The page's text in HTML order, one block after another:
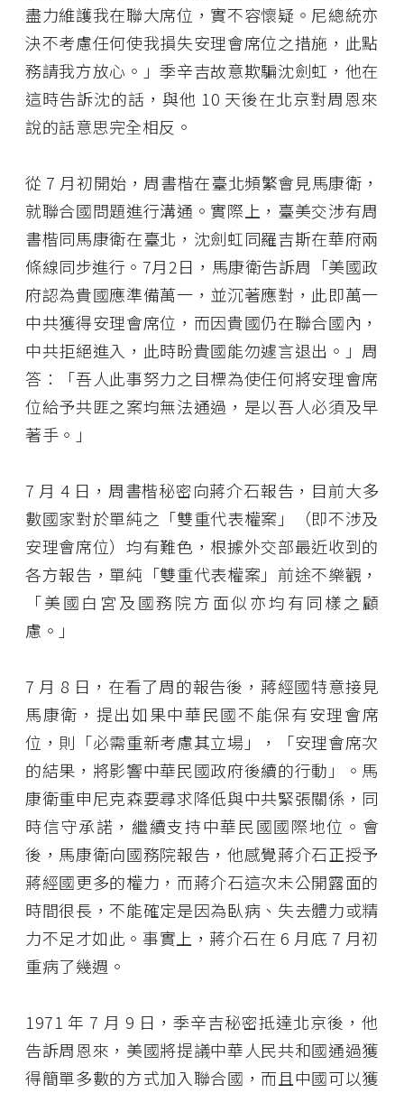
盡力維護我在聯大席位，實不容懷疑。尼總統亦
決不考慮任何使我損失安理會席位之措施，此點
務請我方放心。」季辛吉故意欺騙沈劍虹，他在
這時告訴沈的話，與他 10 天後在北京對周恩來
說的話意思完全相反。
從 7 月初開始，周書楷在臺北頻繁會見馬康衛，
就聯合國問題進行溝通。實際上，臺美交涉有周
書楷同馬康衛在臺北，沈劍虹同羅吉斯在華府兩
條線同步進行。7月2日，馬康衛告訴周「美國政
府認為貴國應準備萬一，並沉著應對，此即萬一
中共獲得安理會席位，而因貴國仍在聯合國內，
中共拒絕進入，此時盼貴國能勿遽言退出。」周
答：「吾人此事努力之目標為使任何將安理會席
位給予共匪之案均無法通過，是以吾人必須及早
著手。」
7 月 4 日，周書楷秘密向蔣介石報告，目前大多
數國家對於單純之「雙重代表權案」（即不涉及
安理會席位）均有難色，根據外交部最近收到的
各方報告，單純「雙重代表權案」前途不樂觀，
「美國白宮及國務院方面似亦均有同樣之顧
慮。」
7 月 8 日，在看了周的報告後，蔣經國特意接見
馬康衛，提出如果中華民國不能保有安理會席
位，則「必需重新考慮其立場」，「安理會席次
的結果，將影響中華民國政府後續的行動」。馬
康衛重申尼克森要尋求降低與中共緊張關係，同
時信守承諾，繼續支持中華民國國際地位。會
後，馬康衛向國務院報告，他感覺蔣介石正授予
蔣經國更多的權力，而蔣介石這次未公開露面的
時間很長，不能確定是因為臥病、失去體力或精
力不足才如此。事實上，蔣介石在 6 月底 7 月初
重病了幾週。
1971 年 7 月 9 日，季辛吉秘密抵達北京後，他
告訴周恩來，美國將提議中華人民共和國通過獲
得簡單多數的方式加入聯合國，而且中國可以獲